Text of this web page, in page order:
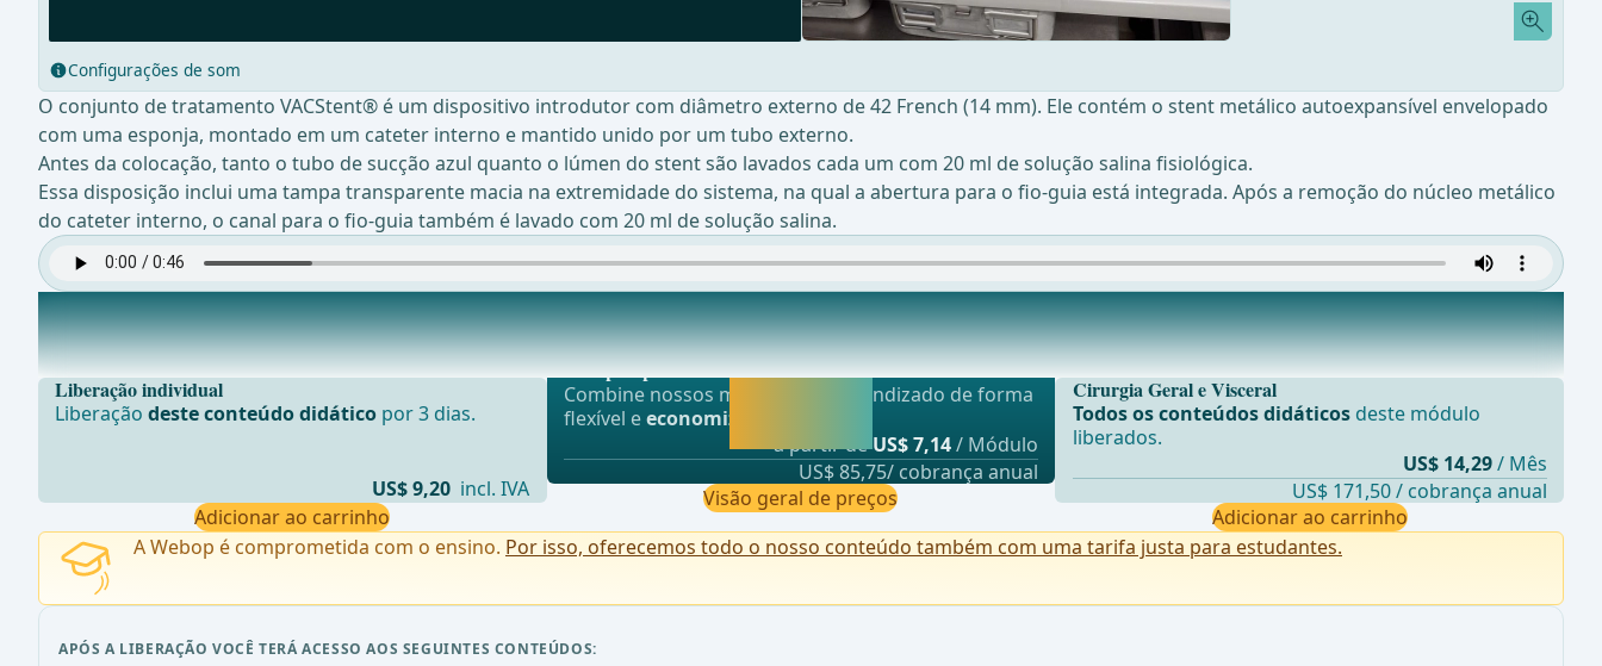
Configurações de som
O conjunto de tratamento VACStent® é um dispositivo introdutor com diâmetro externo de 42 French (14 mm). Ele contém o stent metálico autoexpansível envelopado
com uma esponja, montado em um cateter interno e mantido unido por um tubo externo.
Antes da colocação, tanto o tubo de sucção azul quanto o lúmen do stent são lavados cada um com 20 ml de solução salina fisiológica.
Essa disposição inclui uma tampa transparente macia na extremidade do sistema, na qual a abertura para o fio-guia está integrada. Após a remoção do núcleo metálico
do cateter interno, o canal para o fio-guia também é lavado com 20 ml de solução salina.
Diagnóstico endoscópico / Introdução do fio-guia
No caso apresentado, trata-se do uso profilático do stent VAC com colocação intraoperatória após es
Liberação individual
Liberaçãodeste conteúdo didático por 3 dias.
US$ 9,20 incl. IVA
Adicionar ao carrinho
Oferta mais popular
webop - Sparflex
Combine nossos módulos de aprendizado de forma
flexível eeconomize até 50%
a partir deUS$ 7,14/ Módulo
US$ 85,75/ cobrança anual
Visão geral de preços
Cirurgia Geral e Visceral
Todos os conteúdos didáticosdeste módulo
liberados.
US$ 14,29 / Mês
US$ 171,50 / cobrança anual
Adicionar ao carrinho
A Webop é comprometida com o ensino. Por isso, oferecemos todo o nosso conteúdo também com uma tarifa justa para estudantes.
APÓS A LIBERAÇÃO VOCÊ TERÁ ACESSO AOS SEGUINTES CONTEÚDOS: